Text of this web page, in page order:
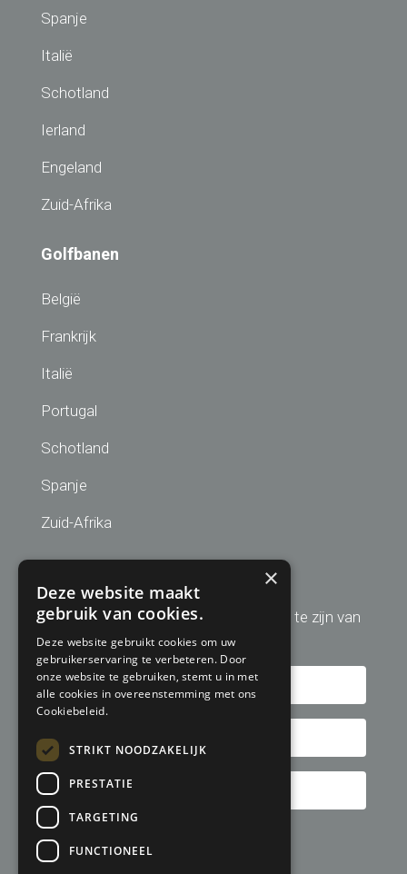
Spanje
Italië
Schotland
Ierland
Engeland
Zuid-Afrika
Golfbanen
België
Frankrijk
Italië
Portugal
Schotland
Spanje
Zuid-Afrika
Schrijf u hier in om altijd op de hoogte te zijn van
de laatste golfreis aanbiedingen!
×
Deze website maakt
gebruik van cookies.
Deze website gebruikt cookies om uw
gebruikerservaring te verbeteren. Door
onze website te gebruiken, stemt u in met
alle cookies in overeenstemming met ons
Cookiebeleid.
STRIKT NOODZAKELIJK
PRESTATIE
TARGETING
FUNCTIONEEL